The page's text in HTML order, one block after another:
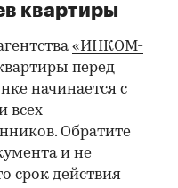
квартиры
«ИНКОМ-
перед
начинается с
всех
Обратите
и не
срок действия